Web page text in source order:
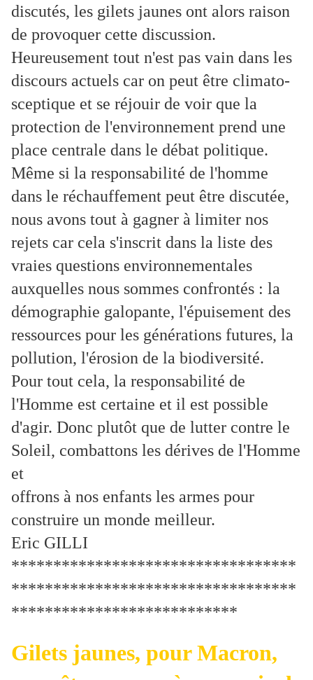
discutés, les gilets jaunes ont alors raison
de provoquer cette discussion.
Heureusement tout n'est pas vain dans les
discours actuels car on peut être climato-
sceptique et se réjouir de voir que la
protection de l'environnement prend une
place centrale dans le débat politique.
Même si la responsabilité de l'homme
dans le réchauffement peut être discutée,
nous avons tout à gagner à limiter nos
rejets car cela s'inscrit dans la liste des
vraies questions environnementales
auxquelles nous sommes confrontés : la
démographie galopante, l'épuisement des
ressources pour les générations futures, la
pollution, l'érosion de la biodiversité.
Pour tout cela, la responsabilité de
l'Homme est certaine et il est possible
d'agir. Donc plutôt que de lutter contre le
Soleil, combattons les dérives de l'Homme
et
offrons à nos enfants les armes pour
construire un monde meilleur.
Eric GILLI
**********************************
**********************************
***************************
Gilets jaunes, pour Macron,